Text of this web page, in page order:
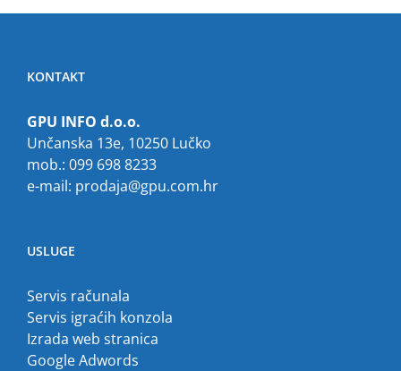
KONTAKT
GPU INFO d.o.o.
Unčanska 13e, 10250 Lučko
mob.: 099 698 8233
e-mail: prodaja@gpu.com.hr
USLUGE
Servis računala
Servis igraćih konzola
Izrada web stranica
Google Adwords